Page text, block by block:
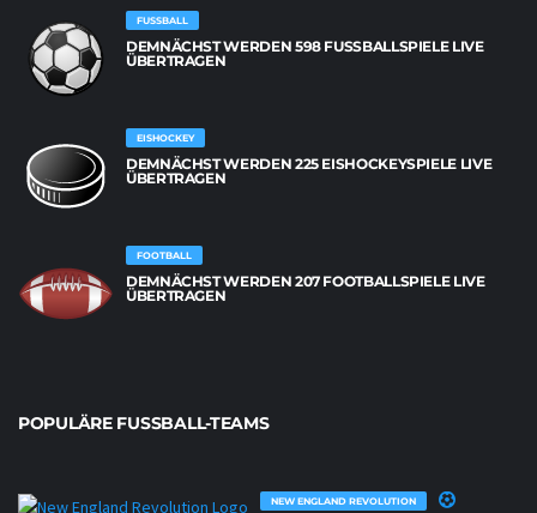
FUSSBALL
DEMNÄCHST WERDEN 598 FUSSBALLSPIELE LIVE Ü
BERTRAGEN
EISHOCKEY
DEMNÄCHST WERDEN 225 EISHOCKEYSPIELE LIVE
ÜBERTRAGEN
FOOTBALL
DEMNÄCHST WERDEN 207 FOOTBALLSPIELE LIVE
ÜBERTRAGEN
POPULÄRE FUSSBALL-TEAMS
NEW ENGLAND REVOLUTION